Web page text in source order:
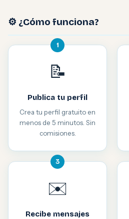
⚙️ ¿Cómo funciona?
1
📝
Publica tu perfil
Crea tu perfil gratuito en
menos de 5 minutos. Sin
comisiones.
3
✉️
Recibe mensajes